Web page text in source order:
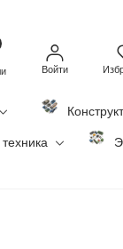
Войти